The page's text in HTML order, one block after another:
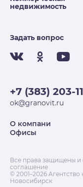
недвижимость
Задать вопрос
+7 (383) 203-
ok@granovit.ru
О компани
Офисы
Все права защищены и
соглашение
© 2001–2026
Новосибирск